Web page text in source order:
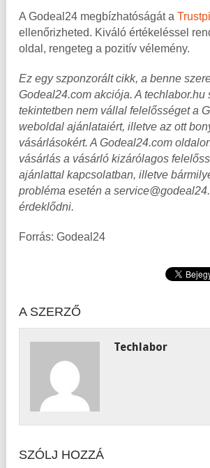
A Godeal24 megbízhatóságát a
ellenőrizheted. Kiváló értékeléssel
oldal, rengeteg a pozitív vélemény.
Ez egy szponzorált cikk, a benne
Godeal24.com akciója. A techlabor.hu
tekintetben nem vállal felelősséget a
weboldal ajánlataiért, illetve az ott
vásárlásokért. A Godeal24.com
vásárlás a vásárló kizárólagos
ajánlattal kapcsolatban, illetve
probléma esetén a
érdeklődni.
Forrás: Godeal24
A SZERZŐ
Techlabor
SZÓLJ HOZZÁ